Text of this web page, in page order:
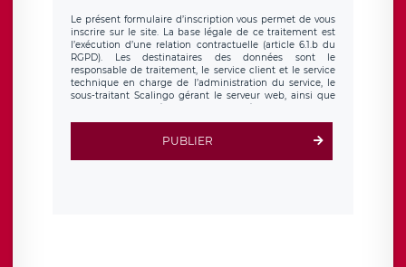
Le présent formulaire d’inscription vous permet de vous
inscrire sur le site. La base légale de ce traitement est
l’exécution d’une relation contractuelle (article 6.1.b du
RGPD). Les destinataires des données sont le
responsable de traitement, le service client et le service
technique en charge de l’administration du service, le
sous-traitant Scalingo gérant le serveur web, ainsi que
toute personne légalement autorisée. Le formulaire
d’inscription est hébergé sur un serveur hébergé par
clauses de
protection conformes au RGPD
. Les données collectées
sont conservées jusqu’à ce que l’Internaute en sollicite la
PUBLIER